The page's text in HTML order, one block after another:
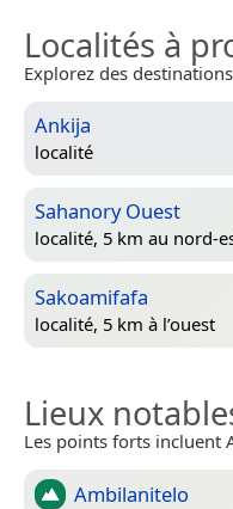
Localités à
Explorez des
Ankija
localité
Sahanory Ouest
localité, 5 km au nord-
Sakoamifafa
localité, 5 km à l’ouest
Lieux
Les points forts incluent
Ambilanitelo